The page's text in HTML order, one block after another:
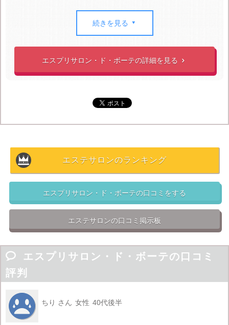
スタッフ全員が美容専門学校を卒業していて美容関連の
のも安心できます。公式ホームページ
には何の資格を持っている人が何人いるかと細かく記載
エスプリサロン・ド・ボーテで人気の小顔になれるフェ
気ランキングで連続1位を更新 しているほどです。
エステサロン化粧品業界No,1のDr.リセラとコラボしてい
2014年には肌質改善コンテスト東日本賞優秀賞を受賞し
ているので、悩みの改善がかなり期待できます。
続きを見る 
エスプリサロン・ド・ボーテの詳細を見る 
エステサロンのランキング
エスプリサロン・ド・ボーテの口コミをする
エステサロンの口コミ掲示板

エスプリサロン・ド・ボーテの口コミ
評判
ちり さん 女性 40代後半